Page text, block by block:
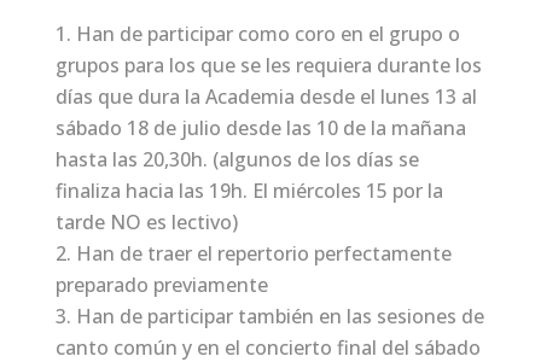
Han de participar como coro en el grupo o
grupos para los que se les requiera durante los
días que dura la Academia desde el lunes 13 al
sábado 18 de julio desde las 10 de la mañana
hasta las 20,30h. (algunos de los días se
finaliza hacia las 19h. El miércoles 15 por la
tarde NO es lectivo)
Han de traer el repertorio perfectamente
preparado previamente
Han de participar también en las sesiones de
canto común y en el concierto final del sábado